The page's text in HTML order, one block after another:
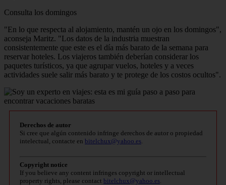
Consulta los domingos
"En lo que respecta al alojamiento, mantén un ojo en los domingos",
aconseja Maritz. "Los datos de la industria muestran
consistentemente que este es el día más barato de la semana para
reservar hoteles. Los viajeros también deberían considerar los
paquetes turísticos, ya que agrupar vuelos, hoteles y a veces
actividades suele salir más barato y te protege de los costos ocultos".
Derechos de autor
Si cree que algún contenido infringe derechos de autor o propiedad
intelectual, contacte en bitelchux@yahoo.es
Copyright notice
If you believe any content infringes copyright or intellectual
property rights, please contact bitelchux@yahoo.es